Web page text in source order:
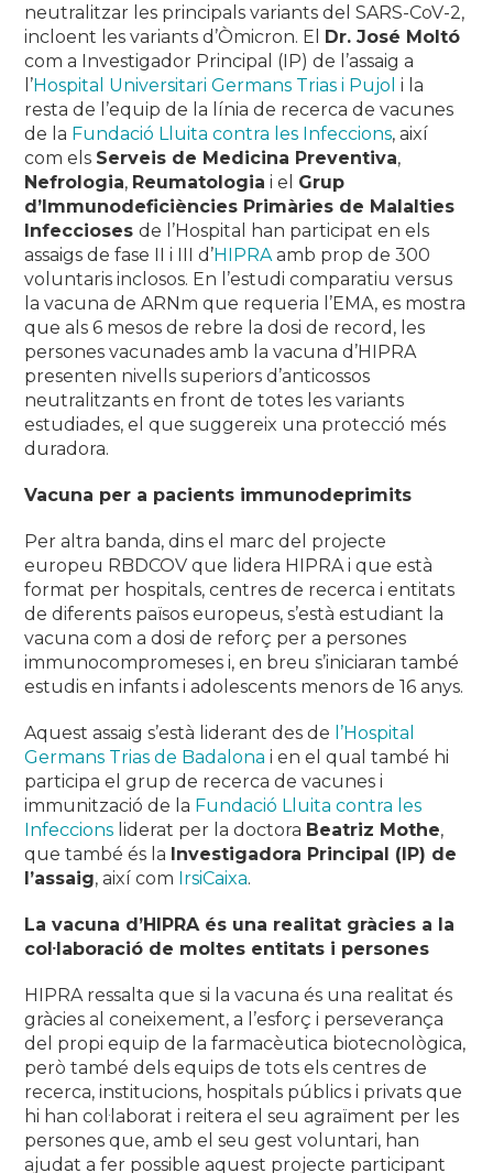
neutralitzar les principals variants del SARS-CoV-2,
incloent les variants d’Òmicron. El Dr. José Moltó
com a Investigador Principal (IP) de l’assaig a
l’Hospital Universitari Germans Trias i Pujol i la
resta de l’equip de la línia de recerca de vacunes
de la Fundació Lluita contra les Infeccions, així
com els Serveis de Medicina Preventiva,
Nefrologia, Reumatologia i el Grup
d’Immunodeficiències Primàries de Malalties
Infecciosesde l’Hospital han participat en els
assaigs de fase II i III d’HIPRAamb prop de 300
voluntaris inclosos. En l’estudi comparatiu versus
la vacuna de ARNm que requeria l’EMA, es mostra
que als 6 mesos de rebre la dosi de record, les
persones vacunades amb la vacuna d’HIPRA
presenten nivells superiors d’anticossos
neutralitzants en front de totes les variants
estudiades, el que suggereix una protecció més
duradora.
Vacuna per a pacients immunodeprimits
Per altra banda, dins el marc del projecte
europeu RBDCOV que lidera HIPRA i que està
format per hospitals, centres de recerca i entitats
de diferents països europeus, s’està estudiant la
vacuna com a dosi de reforç per a persones
immunocompromeses i, en breu s’iniciaran també
estudis en infants i adolescents menors de 16 anys.
Aquest assaig s’està liderant des de l’Hospital
Germans Trias de Badalona i en el qual també hi
participa el grup de recerca de vacunes i
immunització de la Fundació Lluita contra les
Infeccions liderat per la doctora Beatriz Mothe,
que també és la Investigadora Principal (IP) de
l’assaig, així com IrsiCaixa.
La vacuna d’HIPRA és una realitat gràcies a la
col·laboració de moltes entitats i persones
HIPRA ressalta que si la vacuna és una realitat és
gràcies al coneixement, a l’esforç i perseverança
del propi equip de la farmacèutica biotecnològica,
però també dels equips de tots els centres de
recerca, institucions, hospitals públics i privats que
hi han col·laborat i reitera el seu agraïment per les
persones que, amb el seu gest voluntari, han
ajudat a fer possible aquest projecte participant